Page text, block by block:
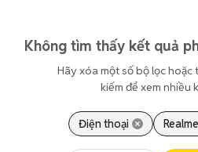
Không tìm thấy kết quả
Hãy xóa một số bộ lọc hoặc
kiếm để xem nhiều
Điện thoại Realme